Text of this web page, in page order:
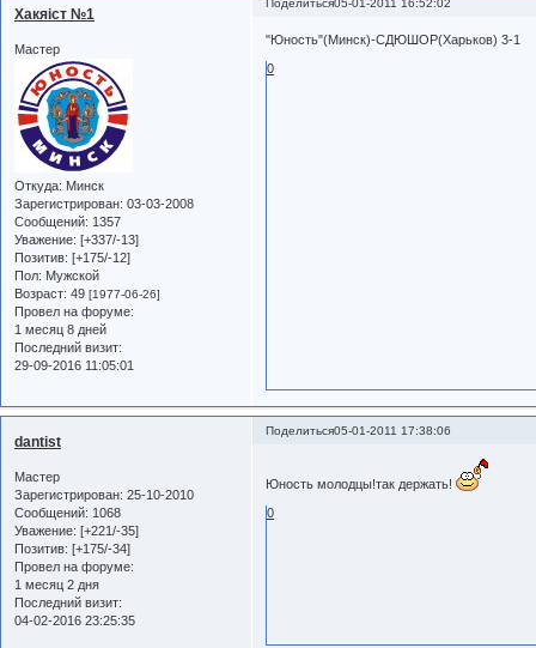
Поделиться05-01-2011 16:52:02
Хакяiст №1
Мастер
Откуда: Минск
Зарегистрирован: 03-03-2008
Сообщений: 1357
Уважение: [+337/-13]
Позитив: [+175/-12]
Пол: Мужской
Возраст: 49 [1977-06-26]
Провел на форуме:
1 месяц 8 дней
Последний визит:
29-09-2016 11:05:01
"Юность"(Минск)-СДЮШОР(Харьков) 3-1
0
Поделиться05-01-2011 17:38:06
dantist
Мастер
Зарегистрирован: 25-10-2010
Сообщений: 1068
Уважение: [+221/-35]
Позитив: [+175/-34]
Провел на форуме:
1 месяц 2 дня
Последний визит:
04-02-2016 23:25:35
Юность молодцы!так держать!
0